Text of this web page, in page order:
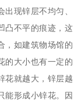
现锌层不均匀、
凸不平的痕迹，这
，如建筑物场馆的
的大小也有一定的
花就越大，锌层越
能形成小锌花。因